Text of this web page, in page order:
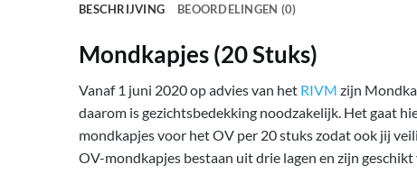
BESCHRIJVING BEOORDELINGEN (0)
Mondkapjes (20 Stuks)
Vanaf 1 juni 2020 op advies van het RIVM zijn
daarom is gezichtsbedekking noodzakelijk. Het gaat
mondkapjes voor het OV per 20 stuks zodat ook jij
OV-mondkapjes bestaan uit drie lagen en zijn